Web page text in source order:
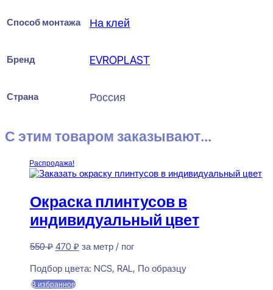
Способ монтажа На клей
Бренд EVROPLAST
Страна Россия
С этим товаром заказывают...
Распродажа!
Окраска плинтусов в
индивидуальный цвет
550₽ Первоначальная
составляла
550 ₽.
470 ₽Текущая
470 ₽.
за метр / пог
Подбор цвета: NCS, RAL, По образцу
В избранное